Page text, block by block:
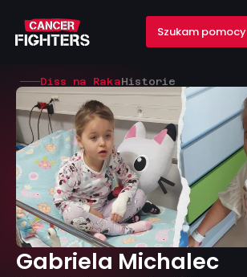
Szukam pomocy
Diss na RakaHistorie
Gabriela Michalec